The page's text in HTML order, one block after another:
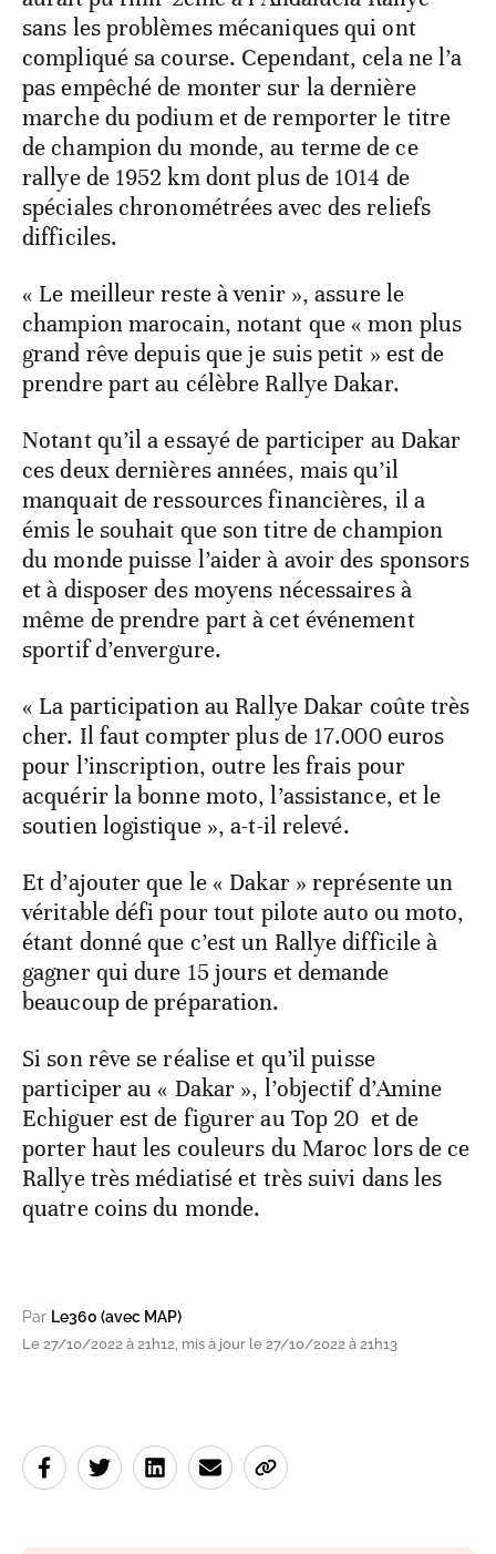
sans les problèmes mécaniques qui ont
compliqué sa course. Cependant, cela ne l’a
pas empêché de monter sur la dernière
marche du podium et de remporter le titre
de champion du monde, au terme de ce
rallye de 1952 km dont plus de 1014 de
spéciales chronométrées avec des reliefs
difficiles.
« Le meilleur reste à venir », assure le
champion marocain, notant que « mon plus
grand rêve depuis que je suis petit » est de
prendre part au célèbre Rallye Dakar.
Notant qu’il a essayé de participer au Dakar
ces deux dernières années, mais qu’il
manquait de ressources financières, il a
émis le souhait que son titre de champion
du monde puisse l’aider à avoir des sponsors
et à disposer des moyens nécessaires à
même de prendre part à cet événement
sportif d’envergure.
« La participation au Rallye Dakar coûte très
cher. Il faut compter plus de 17.000 euros
pour l’inscription, outre les frais pour
acquérir la bonne moto, l’assistance, et le
soutien logistique », a-t-il relevé.
Et d’ajouter que le « Dakar » représente un
véritable défi pour tout pilote auto ou moto,
étant donné que c’est un Rallye difficile à
gagner qui dure 15 jours et demande
beaucoup de préparation.
Si son rêve se réalise et qu’il puisse
participer au « Dakar », l’objectif d’Amine
Echiguer est de figurer au Top 20 et de
porter haut les couleurs du Maroc lors de ce
Rallye très médiatisé et très suivi dans les
quatre coins du monde.
Par Le360 (avec MAP)
Le 27/10/2022 à 21h12, mis à jour le 27/10/2022 à 21h13